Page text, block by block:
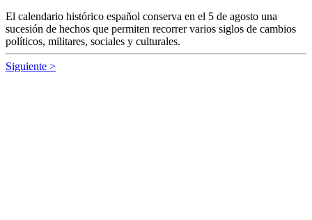
El calendario histórico español conserva en el 5 de agosto una
sucesión de hechos que permiten recorrer varios siglos de cambios
políticos, militares, sociales y culturales.
Siguiente >